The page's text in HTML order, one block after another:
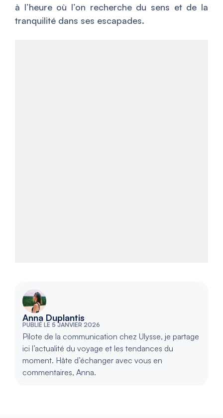
à l’heure où l’on recherche du sens et de la
tranquilité dans ses escapades.
Anna Duplantis
PUBLIÉ LE 5 JANVIER 2026
Pilote de la communication chez Ulysse, je partage
ici l’actualité du voyage et les tendances du
moment. Hâte d’échanger avec vous en
commentaires, Anna.